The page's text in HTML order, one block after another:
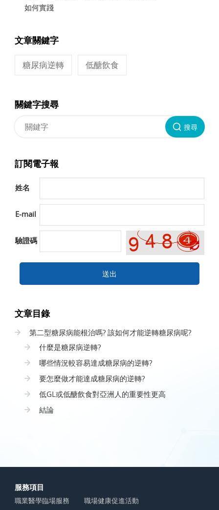
如何實踐
文章關鍵字
糖尿病逆轉 低醣飲食
關鍵字搜尋
搜尋
訂閱電子報
姓名
E-mail
驗證碼
送出
文章目錄
第二型糖尿病能根治嗎? 該如何才能逆轉糖尿病呢?
什麼是糖尿病逆轉?
哪些情況較容易達成糖尿病的逆轉?
要怎麼做才能達成糖尿病的逆轉?
低GL或低醣飲食對亞洲人的重要性更高
結論
服務項目
職業醫學臨場服務
職場健康促進活動